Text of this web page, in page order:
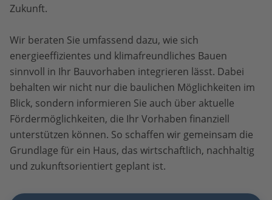
Zukunft.
Wir beraten Sie umfassend dazu, wie sich
energieeffizientes und klimafreundliches Bauen
sinnvoll in Ihr Bauvorhaben integrieren lässt. Dabei
behalten wir nicht nur die baulichen Möglichkeiten im
Blick, sondern informieren Sie auch über aktuelle
Fördermöglichkeiten, die Ihr Vorhaben finanziell
unterstützen können. So schaffen wir gemeinsam die
Grundlage für ein Haus, das wirtschaftlich, nachhaltig
und zukunftsorientiert geplant ist.